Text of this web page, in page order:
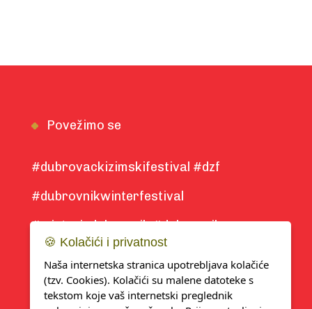
Povežimo se
#dubrovackizimskifestival #dzf
#dubrovnikwinterfestival
#winterindubrovnik #dubrovnik
🍪 Kolačići i privatnost
Naša internetska stranica upotrebljava kolačiće
(tzv. Cookies). Kolačići su malene datoteke s
tekstom koje vaš internetski preglednik